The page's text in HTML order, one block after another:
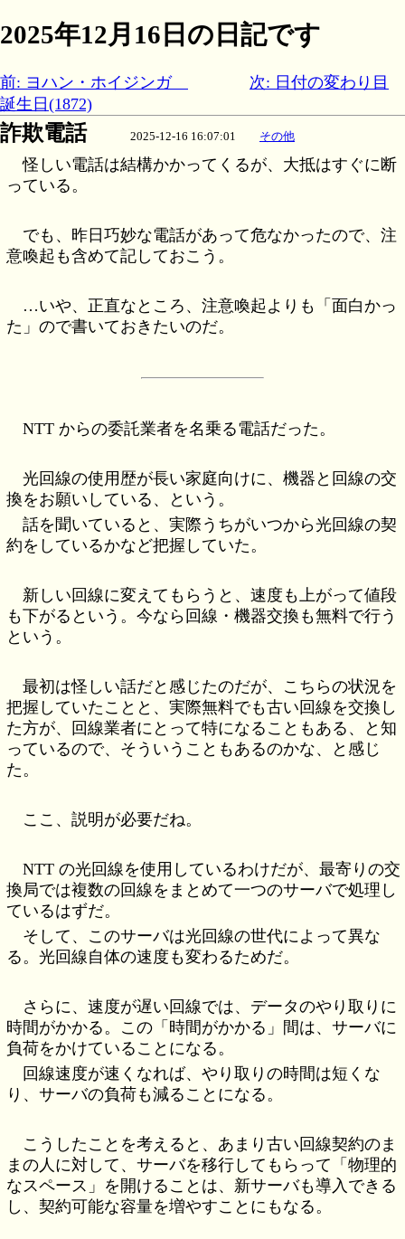
2025年12月16日の日記です
前: ヨハン・ホイジンガ
誕生日(1872)
次: 日付の変わり目
詐欺電話 2025-12-16 16:07:01 その他
怪しい電話は結構かかってくるが、大抵はすぐに断
っている。
でも、昨日巧妙な電話があって危なかったので、注
意喚起も含めて記しておこう。
…いや、正直なところ、注意喚起よりも「面白かっ
た」ので書いておきたいのだ。
NTT からの委託業者を名乗る電話だった。
光回線の使用歴が長い家庭向けに、機器と回線の交
換をお願いしている、という。
話を聞いていると、実際うちがいつから光回線の契
約をしているかなど把握していた。
新しい回線に変えてもらうと、速度も上がって値段
も下がるという。今なら回線・機器交換も無料で行う
という。
最初は怪しい話だと感じたのだが、こちらの状況を
把握していたことと、実際無料でも古い回線を交換し
た方が、回線業者にとって特になることもある、と知
っているので、そういうこともあるのかな、と感じ
た。
ここ、説明が必要だね。
NTT の光回線を使用しているわけだが、最寄りの交
換局では複数の回線をまとめて一つのサーバで処理し
ているはずだ。
そして、このサーバは光回線の世代によって異な
る。光回線自体の速度も変わるためだ。
さらに、速度が遅い回線では、データのやり取りに
時間がかかる。この「時間がかかる」間は、サーバに
負荷をかけていることになる。
回線速度が速くなれば、やり取りの時間は短くな
り、サーバの負荷も減ることになる。
こうしたことを考えると、あまり古い回線契約のま
まの人に対して、サーバを移行してもらって「物理的
なスペース」を開けることは、新サーバも導入できる
し、契約可能な容量を増やすことにもなる。